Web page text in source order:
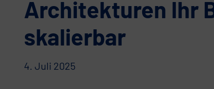
Architekturen Ihr
skalierbar
4. Juli 2025